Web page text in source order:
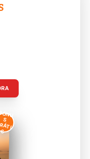
S
S